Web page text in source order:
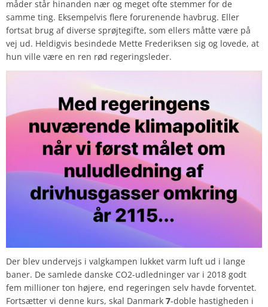
måder står hinanden nær og meget ofte stemmer for de
samme ting. Eksempelvis flere forurenende havbrug. Eller
fortsat brug af diverse sprøjtegifte, som ellers måtte være på
vej ud. Heldigvis besindede Mette Frederiksen sig og lovede, at
hun ville være en ren rød regeringsleder.
Der blev undervejs i valgkampen lukket varm luft ud i lange
baner. De samlede danske CO2-udledninger var i 2018 godt
fem millioner ton højere, end regeringen selv havde forventet.
Fortsætter vi denne kurs, skal Danmark 7-doble hastigheden i